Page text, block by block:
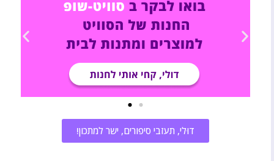
דוּלי, תעזבי סיפורים, ישר למתכון!